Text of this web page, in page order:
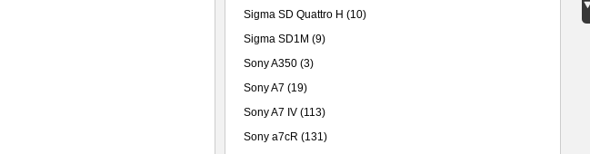
Sigma SD Quattro H (10)
Sigma SD1M (9)
Sony A350 (3)
Sony A7 (19)
Sony A7 IV (113)
Sony a7cR (131)